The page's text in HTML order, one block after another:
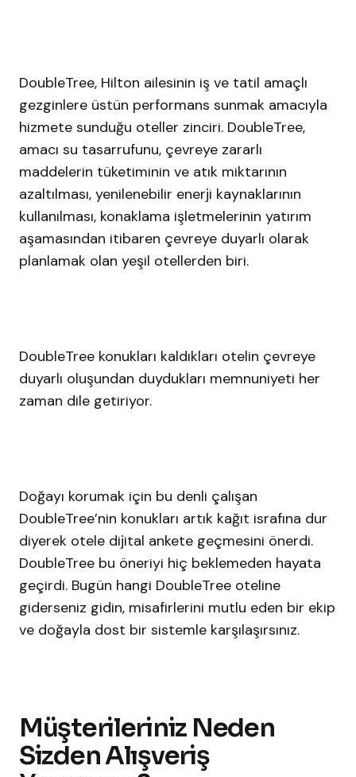
DoubleTree, Hilton ailesinin iş ve tatil amaçlı
gezginlere üstün performans sunmak amacıyla
hizmete sunduğu oteller zinciri. DoubleTree,
amacı su tasarrufunu, çevreye zararlı
maddelerin tüketiminin ve atık miktarının
azaltılması, yenilenebilir enerji kaynaklarının
kullanılması, konaklama işletmelerinin yatırım
aşamasından itibaren çevreye duyarlı olarak
planlamak olan yeşil otellerden biri.
DoubleTree konukları kaldıkları otelin çevreye
duyarlı oluşundan duydukları memnuniyeti her
zaman dile getiriyor.
Doğayı korumak için bu denli çalışan
DoubleTree’nin konukları artık kağıt israfına dur
diyerek otele dijital ankete geçmesini önerdi.
DoubleTree bu öneriyi hiç beklemeden hayata
geçirdi. Bugün hangi DoubleTree oteline
giderseniz gidin, misafirlerini mutlu eden bir ekip
ve doğayla dost bir sistemle karşılaşırsınız.
Müşterileriniz Neden
Sizden Alışveriş